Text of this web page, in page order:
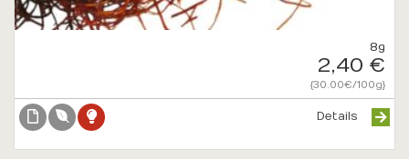
8g
2,40 €
{30.00€/100g}
Details